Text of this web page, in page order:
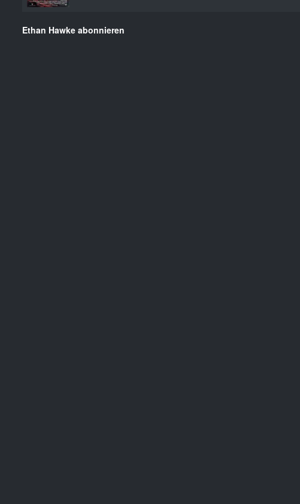
Ethan Hawke abonnieren